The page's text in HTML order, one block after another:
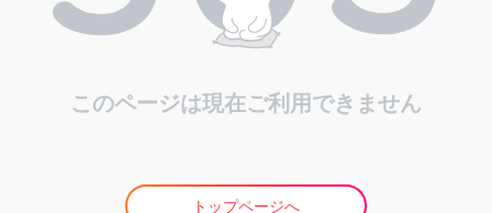
このページは現在ご利用できません